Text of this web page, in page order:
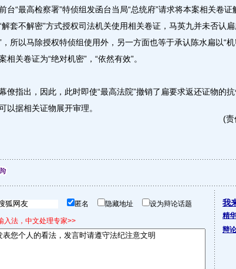
台“最高检察署”特侦组发函台当局“总统府”请求将本案相关卷
解套不解密”方式授权司法机关使用相关卷证，马英九并未否认
，所以马除授权特侦组使用外，另一方面也等于承认陈水扁以“机
相关卷证为“绝对机密”，“依然有效”。
指出，因此，此时即使“最高法院”撤销了扁要求返还证物的抗
以据相关证物展开审理。
(责
匿名 隐藏地址 设为辩论话题
入法，中文处理专家>>
我
精
辩